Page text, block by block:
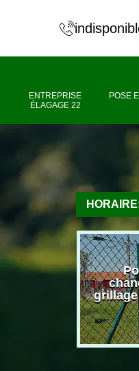
ENTREPRISE
ÉLAGAGE 22
POSE